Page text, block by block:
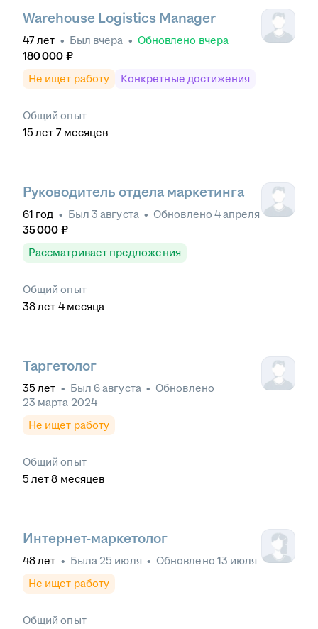
Warehouse Logistics Manager
47лет • Был вчера • Обновлено вчера
180 000 ₽
Не ищет работу
Конкретные достижения
Общий опыт
15 лет 7 месяцев
Руководитель отдела маркетинга
61 год • Был 3 августа • Обновлено 4 апреля
35 000 ₽
Рассматривает предложения
Общий опыт
38лет 4 месяца
Таргетолог
35 лет • Был 6 августа • Обновлено
23 марта 2024
Не ищет работу
Общий опыт
5 лет 8 месяцев
Интернет-маркетолог
48лет • Была 25 июля • Обновлено 13 июля
Не ищет работу
Общий опыт